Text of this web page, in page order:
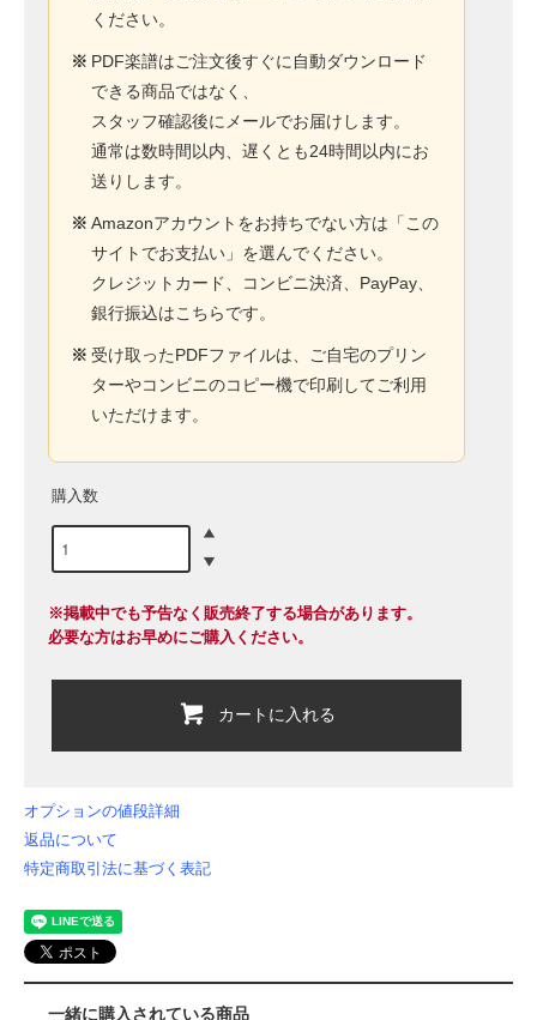
ください。
※ PDF楽譜はご注文後すぐに自動ダウンロード
できる商品ではなく、
スタッフ確認後にメールでお届けします。
通常は数時間以内、遅くとも24時間以内にお
送りします。
※ Amazonアカウントをお持ちでない方は「この
サイトでお支払い」を選んでください。
クレジットカード、コンビニ決済、PayPay、
銀行振込はこちらです。
※ 受け取ったPDFファイルは、ご自宅のプリン
ターやコンビニのコピー機で印刷してご利用
いただけます。
購入数
※掲載中でも予告なく販売終了する場合があります。
必要な方はお早めにご購入ください。
カートに入れる
オプションの値段詳細
返品について
特定商取引法に基づく表記
一緒に購入されている商品